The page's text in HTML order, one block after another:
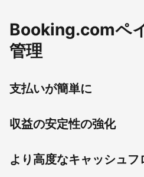
Booking.comペ
管理
支払いが簡単に
収益の安定性の強化
より高度なキャッシュフ